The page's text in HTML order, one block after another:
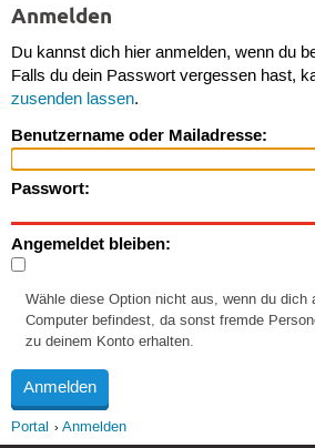
Anmelden
Du kannst dich hier anmelden, wenn du
Falls du dein Passwort vergessen hast,
zusenden lassen.
Benutzername oder Mailadresse:
Passwort:
Angemeldet bleiben:
Wähle diese Option nicht aus, wenn du dich
Computer befindest, da sonst fremde
zu deinem Konto erhalten.
Portal Anmelden